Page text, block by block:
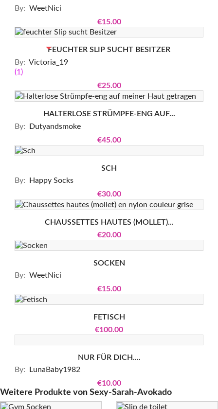
By: WeetNici
€15.00
FEUCHTER SLIP SUCHT BESITZER
By: Victoria_19
(1)
€25.00
HALTERLOSE STRÜMPFE-ENG AUF...
By:
Dutyandsmoke
€45.00
SCH
By:
Happy Socks
€30.00
CHAUSSETTES HAUTES (MOLLET)...
€20.00
SOCKEN
By: WeetNici
€15.00
FETISCH
€100.00
NUR FÜR DICH....
By:
LunaBaby1982
€10.00
Weitere Produkte von Sexy-Sarah-Avokado